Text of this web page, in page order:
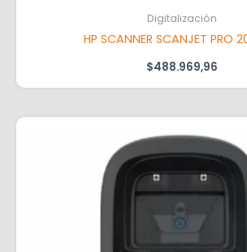
Digitalización
HP SCANNER SCANJET PRO
$488.969,96